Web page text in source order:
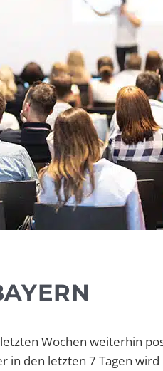
Wochen weiterhin
in den letzten 7 Tagen